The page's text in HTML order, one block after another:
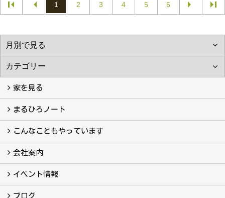
1 2 3 4 5 6
家を見る
フォトギャラリー
現場レポート
完工事例
お客様の声
まるひろノート
真っ直ぐの家づくり
自慢の大工たち
こだわりの自然素材
快適な家のエッセンス
注文住宅ができるまで
こんなこともやっています
こんなこともやっています
会社案内
会社案内
まるひろの人
スタッフ紹介
プライバシーポリシー
イベント情報
イベント予告
イベント報告
ブログ